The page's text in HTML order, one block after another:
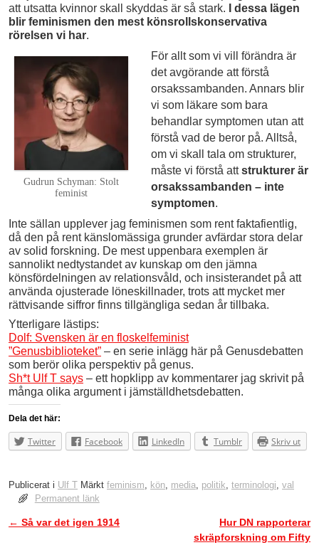
att utsatta kvinnor skall skyddas är så stark.
I dessa lägen
blir feminismen den mest könsrollskonservativa
rörelsen vi har.
Gudrun Schyman: Stolt
feminist
För allt som vi vill förändra är
det avgörande att förstå
orsakssambanden. Annars blir
vi som läkare som bara
behandlar symptomen utan att
förstå vad de beror på. Alltså,
om vi skall tala om strukturer,
måste vi förstå attstrukturer är
orsakssambanden – inte
symptomen.
Inte sällan upplever jag feminismen som rent faktafientlig,
då den på rent känslomässiga grunder avfärdar stora delar
av solid forskning. De mest uppenbara exemplen är
sannolikt nedtystandet av kunskap om den jämna
könsfördelningen av relationsvåld, och insisterandet på att
använda ojusterade löneskillnader, trots att mycket mer
rättvisande siffror finns tillgängliga sedan år tillbaka.
Ytterligare lästips:
Dolf: Svensken är en floskelfeminist
”Genusbiblioteket” – en serie inlägg här på Genusdebatten
som berör olika perspektiv på genus.
Sh*t Ulf T says – ett hopklipp av kommentarer jag skrivit på
många olika argument i jämställdhetsdebatten.
Dela det här:
Twitter Facebook LinkedIn Tumblr Skriv ut
Publicerat i Ulf T Märkt feminism kön media politik terminologi val
Permanent länk
Inläggsnavigering
← Så var det igen 1914
Hur DN rapporterar
skräpforskning om Fifty